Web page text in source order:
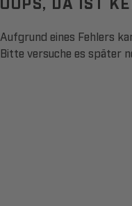
Aufgrund eines Fehlers
Bitte versuche es später